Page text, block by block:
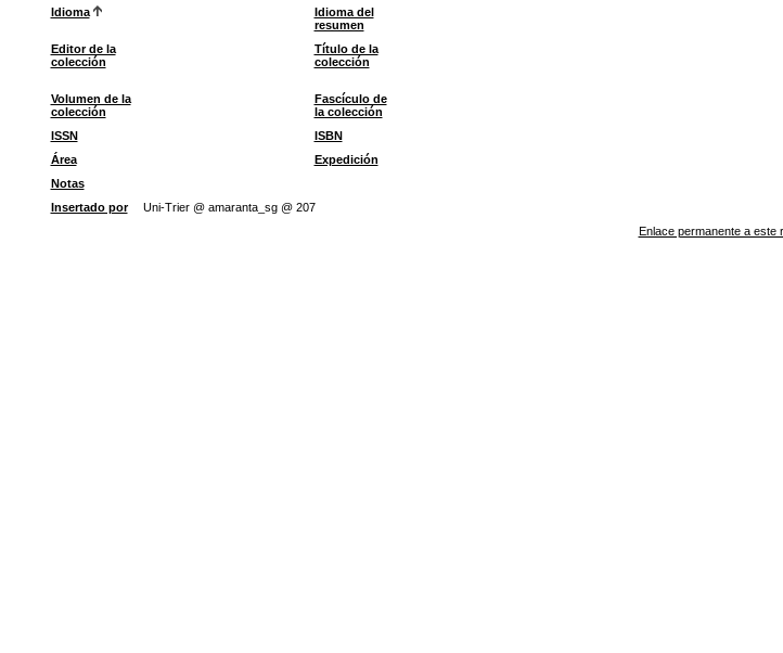
Idioma
Idioma del
resumen
Editor de la
colección
Título de la
colección
Volumen de la
colección
Fascículo de
la colección
ISSN ISBN
Área
Expedición
Notas
Insertado por
Uni-Trier @ amaranta_sg @ 207
Enlace permanente a este